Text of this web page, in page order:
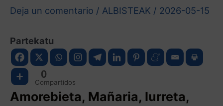
Deja un comentario / ALBISTEAK / 2026-05-15
Partekatu
0
Compartidos
Amorebieta, Mañaria, Iurreta,